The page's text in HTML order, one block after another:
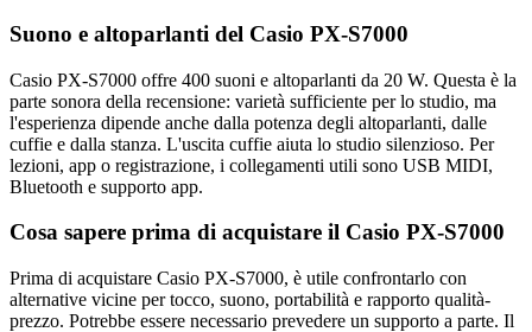
Suono e altoparlanti del Casio PX-S7000
Casio PX-S7000 offre 400 suoni e altoparlanti da 20 W. Questa è la
parte sonora della recensione: varietà sufficiente per lo studio, ma
l'esperienza dipende anche dalla potenza degli altoparlanti, dalle
cuffie e dalla stanza. L'uscita cuffie aiuta lo studio silenzioso. Per
lezioni, app o registrazione, i collegamenti utili sono USB MIDI,
Bluetooth e supporto app.
Cosa sapere prima di acquistare il Casio PX-S7000
Prima di acquistare Casio PX-S7000, è utile confrontarlo con
alternative vicine per tocco, suono, portabilità e rapporto qualità-
prezzo. Potrebbe essere necessario prevedere un supporto a parte. Il